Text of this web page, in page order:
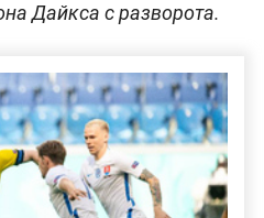
Дайкса с разворота.